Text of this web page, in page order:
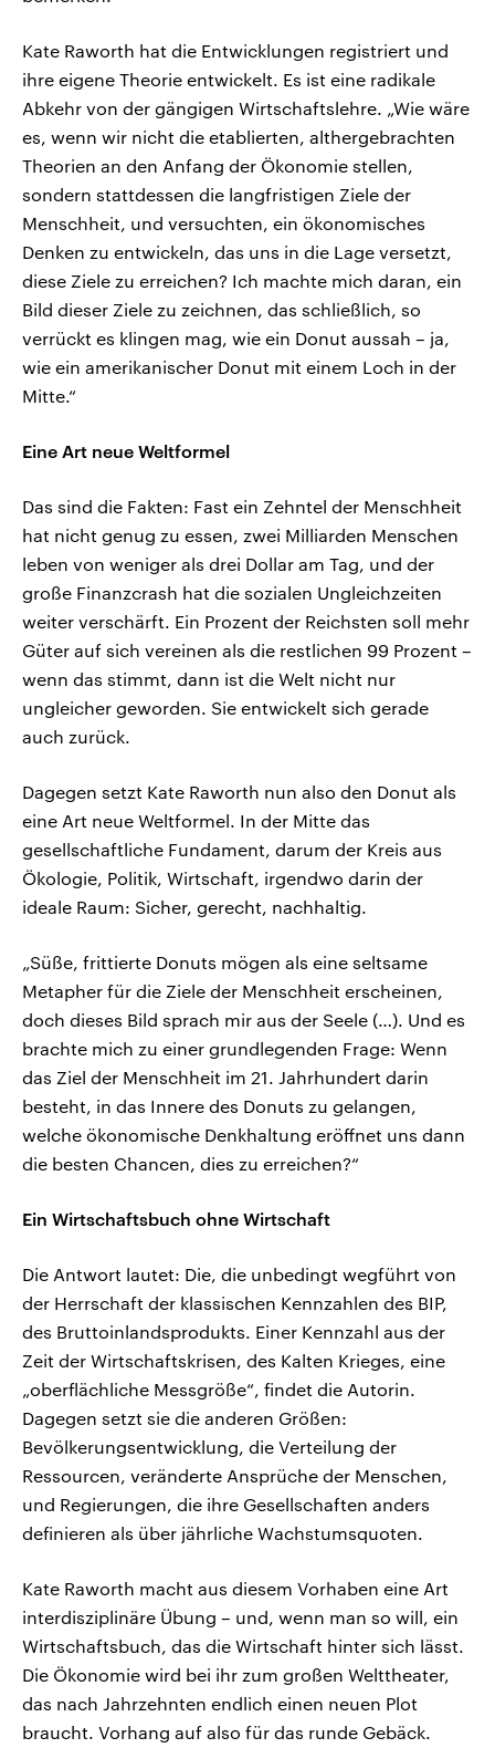
Kate Raworth hat die Entwicklungen registriert und
ihre eigene Theorie entwickelt. Es ist eine radikale
Abkehr von der gängigen Wirtschaftslehre. „Wie wäre
es, wenn wir nicht die etablierten, althergebrachten
Theorien an den Anfang der Ökonomie stellen,
sondern stattdessen die langfristigen Ziele der
Menschheit, und versuchten, ein ökonomisches
Denken zu entwickeln, das uns in die Lage versetzt,
diese Ziele zu erreichen? Ich machte mich daran, ein
Bild dieser Ziele zu zeichnen, das schließlich, so
verrückt es klingen mag, wie ein Donut aussah – ja,
wie ein amerikanischer Donut mit einem Loch in der
Mitte.“
Eine Art neue Weltformel
Das sind die Fakten: Fast ein Zehntel der Menschheit
hat nicht genug zu essen, zwei Milliarden Menschen
leben von weniger als drei Dollar am Tag, und der
große Finanzcrash hat die sozialen Ungleichzeiten
weiter verschärft. Ein Prozent der Reichsten soll mehr
Güter auf sich vereinen als die restlichen 99 Prozent –
wenn das stimmt, dann ist die Welt nicht nur
ungleicher geworden. Sie entwickelt sich gerade
auch zurück.
Dagegen setzt Kate Raworth nun also den Donut als
eine Art neue Weltformel. In der Mitte das
gesellschaftliche Fundament, darum der Kreis aus
Ökologie, Politik, Wirtschaft, irgendwo darin der
ideale Raum: Sicher, gerecht, nachhaltig.
„Süße, frittierte Donuts mögen als eine seltsame
Metapher für die Ziele der Menschheit erscheinen,
doch dieses Bild sprach mir aus der Seele (…). Und es
brachte mich zu einer grundlegenden Frage: Wenn
das Ziel der Menschheit im 21. Jahrhundert darin
besteht, in das Innere des Donuts zu gelangen,
welche ökonomische Denkhaltung eröffnet uns dann
die besten Chancen, dies zu erreichen?“
Ein Wirtschaftsbuch ohne Wirtschaft
Die Antwort lautet: Die, die unbedingt wegführt von
der Herrschaft der klassischen Kennzahlen des BIP,
des Bruttoinlandsprodukts. Einer Kennzahl aus der
Zeit der Wirtschaftskrisen, des Kalten Krieges, eine
„oberflächliche Messgröße“, findet die Autorin.
Dagegen setzt sie die anderen Größen:
Bevölkerungsentwicklung, die Verteilung der
Ressourcen, veränderte Ansprüche der Menschen,
und Regierungen, die ihre Gesellschaften anders
definieren als über jährliche Wachstumsquoten.
Kate Raworth macht aus diesem Vorhaben eine Art
interdisziplinäre Übung – und, wenn man so will, ein
Wirtschaftsbuch, das die Wirtschaft hinter sich lässt.
Die Ökonomie wird bei ihr zum großen Welttheater,
das nach Jahrzehnten endlich einen neuen Plot
braucht. Vorhang auf also für das runde Gebäck.